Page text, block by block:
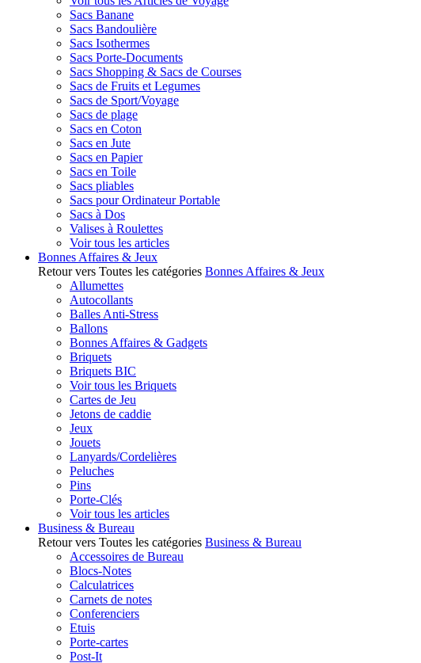
Sacs Banane
Sacs Bandoulière
Sacs Isothermes
Sacs Porte-Documents
Sacs Shopping & Sacs de Courses
Sacs de Fruits et Legumes
Sacs de Sport/Voyage
Sacs de plage
Sacs en Coton
Sacs en Jute
Sacs en Papier
Sacs en Toile
Sacs pliables
Sacs pour Ordinateur Portable
Sacs à Dos
Valises à Roulettes
Voir tous les articles
Bonnes Affaires & Jeux
Retour vers Toutes les catégories Bonnes Affaires & Jeux
Allumettes
Autocollants
Balles Anti-Stress
Ballons
Bonnes Affaires & Gadgets
Briquets
Briquets BIC
Voir tous les Briquets
Cartes de Jeu
Jetons de caddie
Jeux
Jouets
Lanyards/Cordelières
Peluches
Pins
Porte-Clés
Voir tous les articles
Business & Bureau
Retour vers Toutes les catégories Business & Bureau
Accessoires de Bureau
Blocs-Notes
Calculatrices
Carnets de notes
Conferenciers
Etuis
Porte-cartes
Post-It